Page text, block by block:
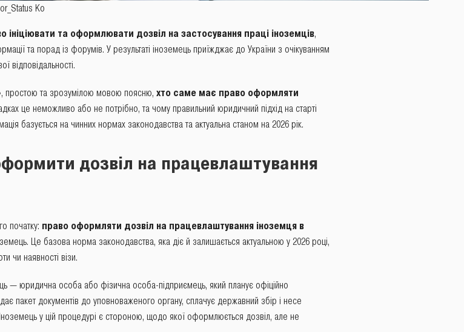
Ko
ініціювати та оформлювати дозвіл на застосування праці іноземців,
та порад із форумів. У результаті іноземець приїжджає до України з очікуванням
відповідальності.
простою та зрозумілою мовою поясню, хто саме має право оформляти
це неможливо або не потрібно, та чому правильний юридичний підхід на старті
базується на чинних нормах законодавства та актуальна станом на 2026 рік.
дозвіл на працевлаштування
початку: право оформляти дозвіл на працевлаштування іноземця в
Це базова норма законодавства, яка діє й залишається актуальною у 2026 році,
чи наявності візи.
— юридична особа або фізична особа-підприємець, який планує офіційно
пакет документів до уповноваженого органу, сплачує державний збір і несе
у цій процедурі є стороною, щодо якої оформлюється дозвіл, але не